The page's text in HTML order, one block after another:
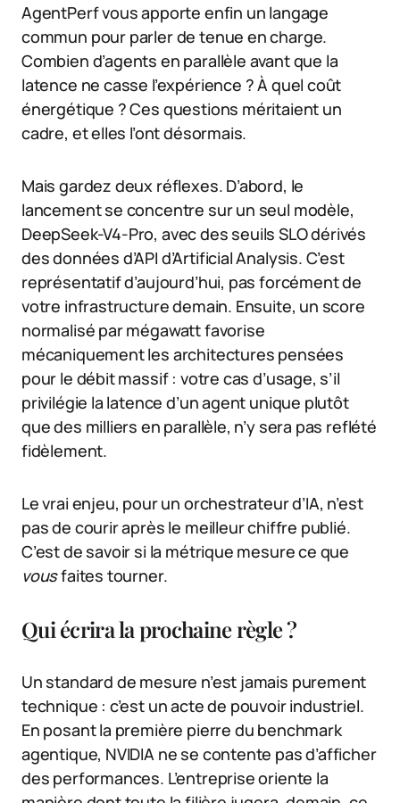
AgentPerf vous apporte enfin un langage
commun pour parler de tenue en charge.
Combien d’agents en parallèle avant que la
latence ne casse l’expérience ? À quel coût
énergétique ? Ces questions méritaient un
cadre, et elles l’ont désormais.
Mais gardez deux réflexes. D’abord, le
lancement se concentre sur un seul modèle,
DeepSeek-V4-Pro, avec des seuils SLO dérivés
des données d’API d’Artificial Analysis. C’est
représentatif d’aujourd’hui, pas forcément de
votre infrastructure demain. Ensuite, un score
normalisé par mégawatt favorise
mécaniquement les architectures pensées
pour le débit massif : votre cas d’usage, s’il
privilégie la latence d’un agent unique plutôt
que des milliers en parallèle, n’y sera pas reflété
fidèlement.
Le vrai enjeu, pour un orchestrateur d’IA, n’est
pas de courir après le meilleur chiffre publié.
C’est de savoir si la métrique mesure ce que
vousfaites tourner.
Qui écrira la prochaine règle ?
Un standard de mesure n’est jamais purement
technique : c’est un acte de pouvoir industriel.
En posant la première pierre du benchmark
agentique, NVIDIA ne se contente pas d’afficher
des performances. L’entreprise oriente la